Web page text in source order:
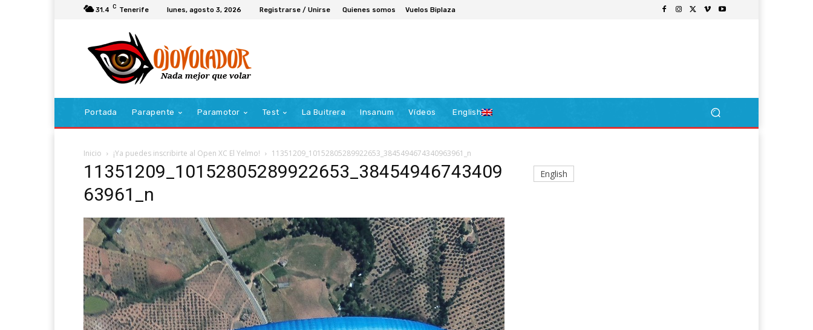
31.4 C Tenerife lunes, agosto 3, 2026 Registrarse / Unirse Quienes somos Vuelos Biplaza
Portada Parapente Paramotor Test La Buitrera Insanum Vídeos English
Inicio ¡Ya puedes inscribirte al Open XC El Yelmo! 11351209_10152805289922653_3845494674340963961_n
11351209_10152805289922653_38454946743409
63961_n
English